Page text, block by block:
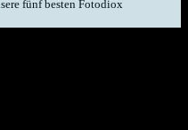
fünf besten Fotodiox